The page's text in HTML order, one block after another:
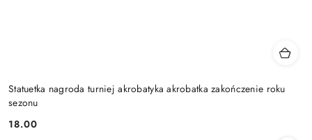
Statuetka nagroda turniej akrobatyka akrobatka zakończenie roku
sezonu
Cena:
18.00